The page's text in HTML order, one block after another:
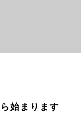
ら始まります